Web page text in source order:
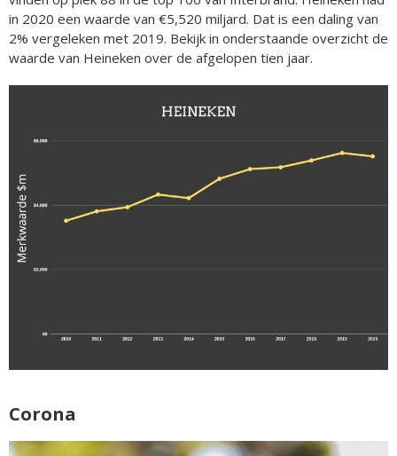
in 2020 een waarde van €5,520 miljard. Dat is een daling van
2% vergeleken met 2019. Bekijk in onderstaande overzicht de
waarde van Heineken over de afgelopen tien jaar.
Corona